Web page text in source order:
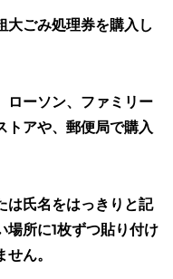
大ごみ処理券を購入し
ローソン、ファミリー
トアや、郵便局で購入
は氏名をはっきりと記
場所に1枚ずつ貼り付け
ん。